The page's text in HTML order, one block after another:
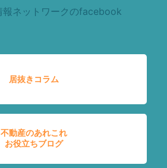
居抜きコラム
不動産のあれこれ
お役立ちブログ